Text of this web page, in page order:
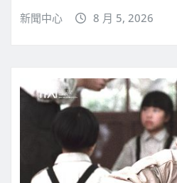
新聞中心 8 月 5, 2026